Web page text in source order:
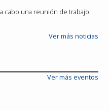
cabo una reunión de trabajo
Ver más noticias
Ver más eventos